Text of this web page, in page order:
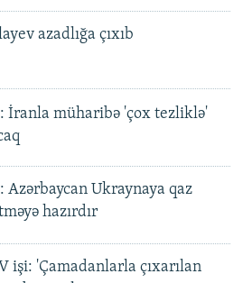
azadlığa çıxıb
İranla müharibə 'çox tezliklə'
Azərbaycan Ukraynaya qaz
hazırdır
işi: 'Çamadanlarla çıxarılan